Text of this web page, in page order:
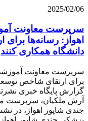
2025/02/06
سرپرست معاونت
اهواز: رسانه‌ها
دانشگاه همکاری کنند
سرپرست معاونت آموزشی
برای ارتقای شاخص
گزارش پایگاه خبری
آرش ملکیان، سرپرست
جندی شاپور اهواز، در